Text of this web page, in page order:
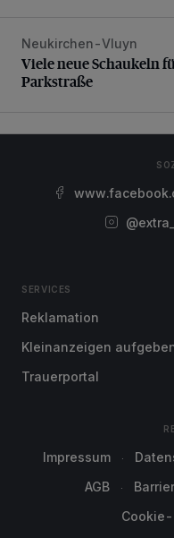
Viele neue Schaukeln
Neukirchen-Vluyn
Viele neue Schaukeln
Parkstraße
SERVICES
Reklamation
Kleinanzeigen
Trauerportal
Impressum
AGB